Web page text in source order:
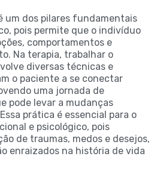
um dos pilares fundamentais
pois permite que o indivíduo
comportamentos e
Na terapia, trabalhar o
diversas técnicas e
o paciente a se conectar
uma jornada de
pode levar a mudanças
prática é essencial para o
e psicológico, pois
de traumas, medos e desejos,
enraizados na história de vida